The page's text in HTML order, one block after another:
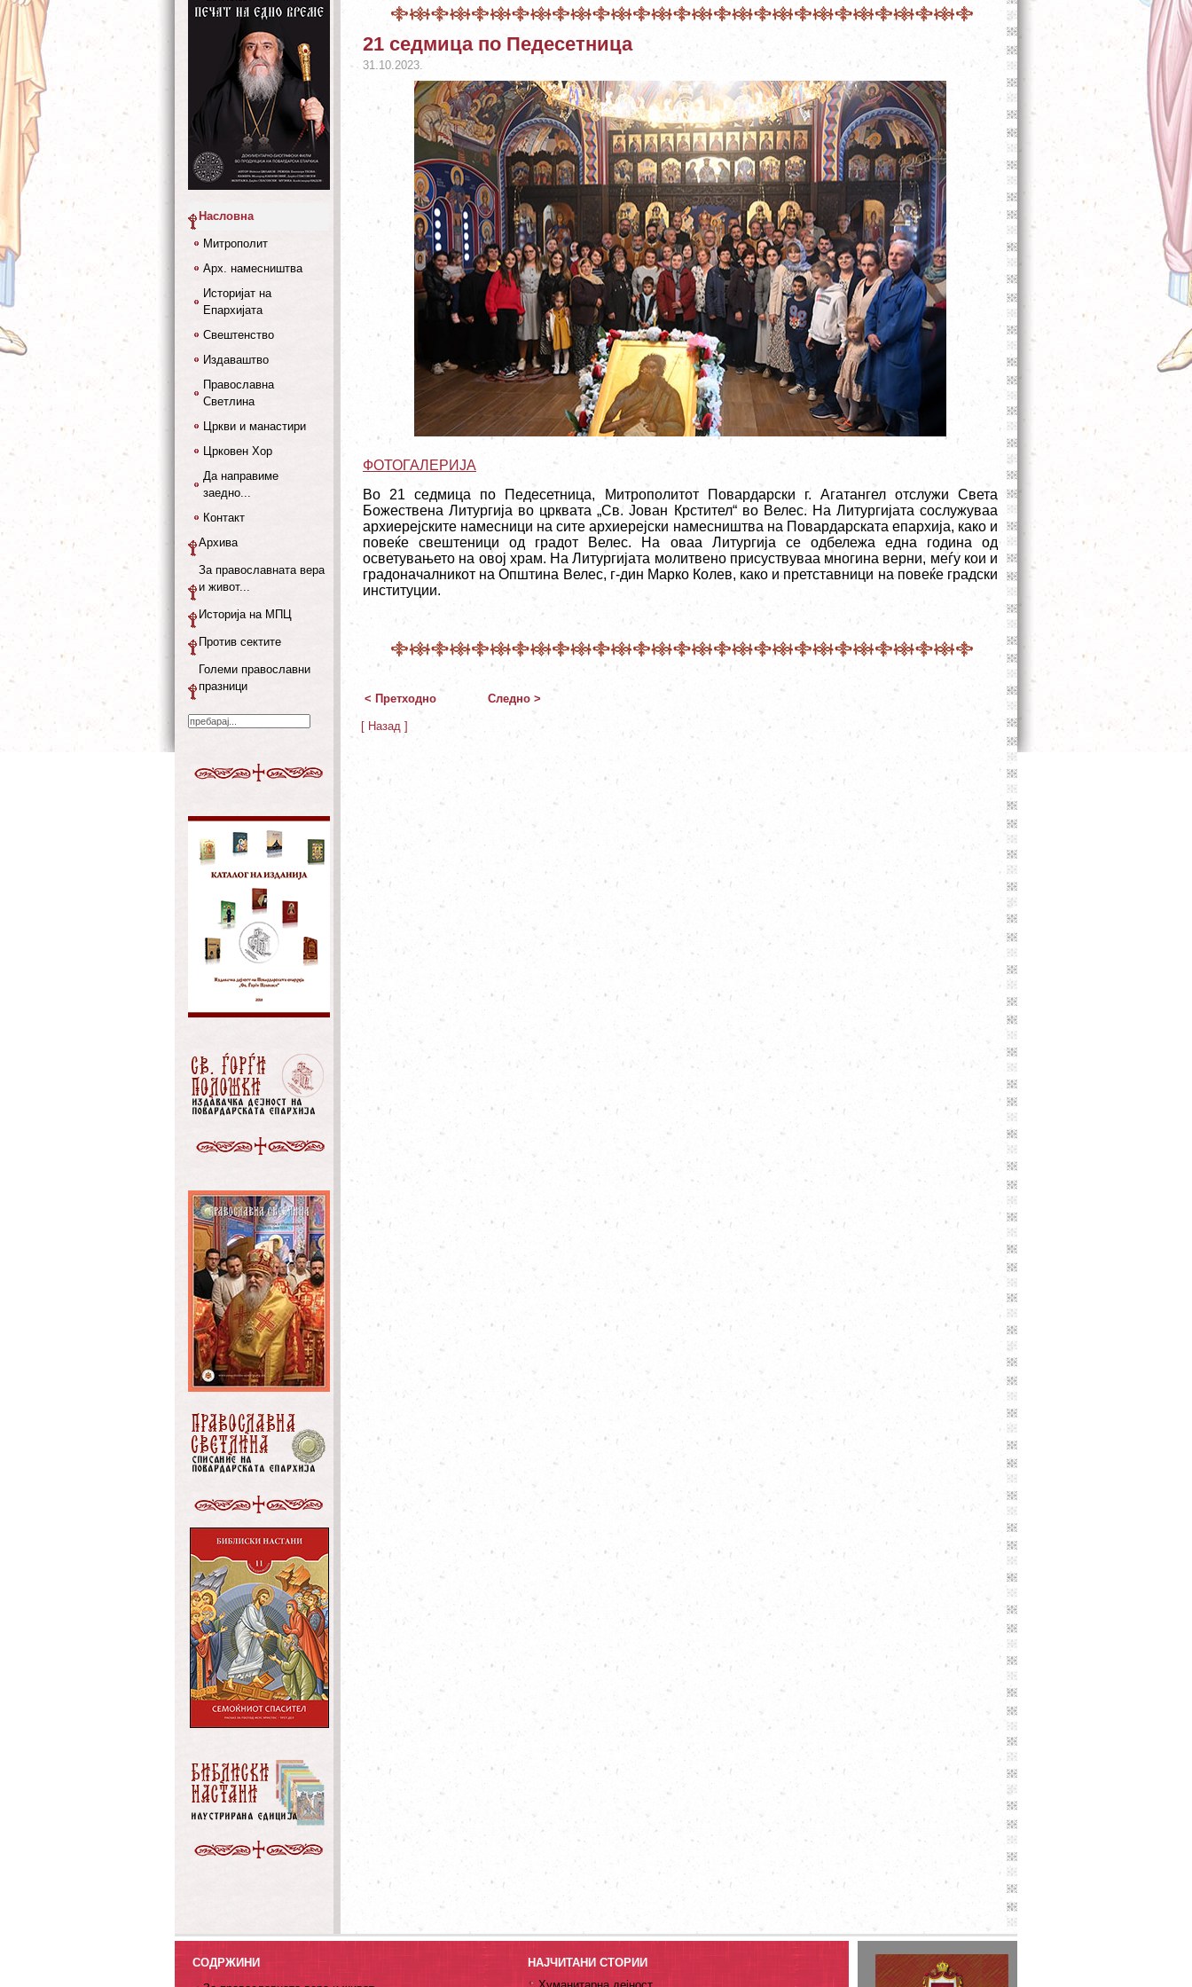
21 седмица по Педесетница
31.10.2023.
ФОТОГАЛЕРИЈА
Во 21 седмица по Педесетница, Митрополитот Повардарски г. Агатангел отслужи Света
Божествена Литургија во црквата „Св. Јован Крстител“ во Велес. На Литургијата сослужуваа
архиерејските намесници на сите архиерејски намесништва на Повардарската епархија, како и
повеќе свештеници од градот Велес. На оваа Литургија се одбележа една година од
осветувањето на овој храм. На Литургијата молитвено присуствуваа многина верни, меѓу кои и
градоначалникот на Општина Велес, г-дин Марко Колев, како и претставници на повеќе градски
институции.
< Претходно Следно >
[ Назад ]
Насловна
Митрополит
Арх. намесништва
Историјат на
Епархијата
Свештенство
Издаваштво
Православна
Светлина
Цркви и манастири
Црковен Хор
Да направиме
заедно...
Контакт
Архива
За православната вера
и живот...
Историја на МПЦ
Против сектите
Големи православни
празници
СОДРЖИНИ
НАЈЧИТАНИ СТОРИИ